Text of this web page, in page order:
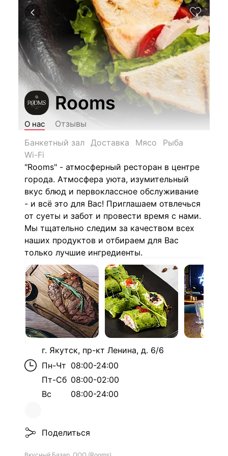
Rooms
О нас
Отзывы
Банкетный зал
Доставка Мясо
Рыба
Wi-Fi
"Rooms" - атмосферный ресторан в центре
города. Атмосфера уюта, изумительный
вкус блюд и первоклассное обслуживание
- и всё это для Вас! Приглашаем отвлечься
от суеты и забот и провести время с нами.
Мы тщательно следим за качеством всех
наших продуктов и отбираем для Вас
только лучшие ингредиенты.
г. Якутск, пр-кт Ленина, д. 6/6
Пн-Чт 08:00-24:00
Пт-Сб 08:00-02:00
Вс
08:00-24:00
Поделиться